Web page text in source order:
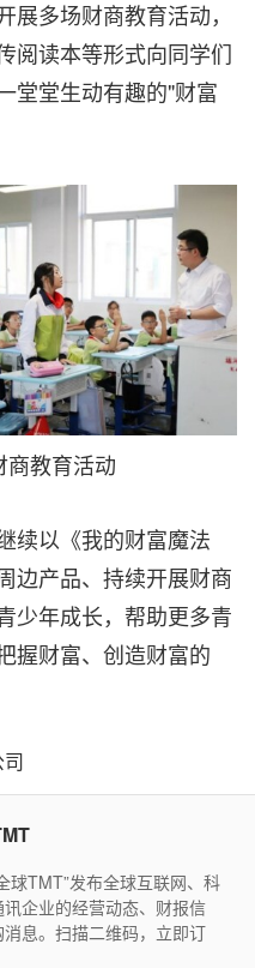
多场财商教育活动，
阅读本等形式向同学们
堂堂生动有趣的"财富
商教育活动
续以《我的财富魔法
边产品、持续开展财商
少年成长，帮助更多青
握财富、创造财富的
球TMT”发布全球互联网、科
企业的经营动态、财报信
息。扫描二维码，立即订